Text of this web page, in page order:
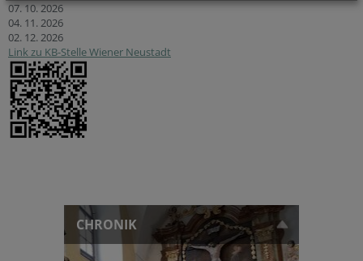
07. 10. 2026
04. 11. 2026
02. 12. 2026
Link zu KB-Stelle Wiener Neustadt
CHRONIK